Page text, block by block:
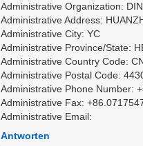
Administrative Organization:
Administrative Address:
Administrative City: YC
Administrative Province/State:
Administrative Country Code: CN
Administrative Postal Code:
Administrative Phone Number:
Administrative Fax:
Administrative Email:
Antworten